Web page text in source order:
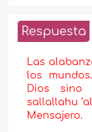
Respuesta
Las
los
Dios sino
sallallahu
Mensajero.